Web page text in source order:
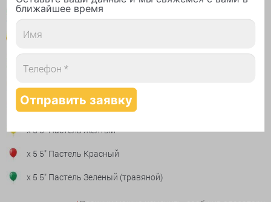
x 1 Цифра 3 Красная
x 1 Радуга
x 8 5" Пастель Голубой
x 5 5" Пастель Желтый
x 5 5" Пастель Красный
x 5 5" Пастель Зеленый (травяной)
ближайшее время